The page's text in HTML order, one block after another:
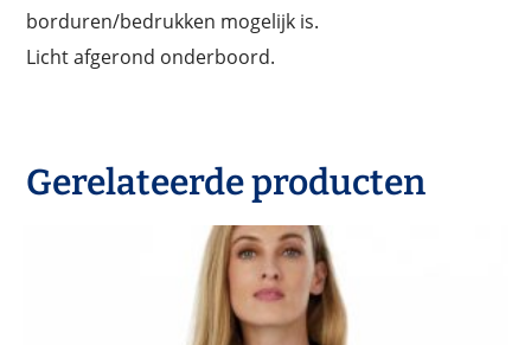
borduren/bedrukken mogelijk is.
Licht afgerond onderboord.
Gerelateerde producten